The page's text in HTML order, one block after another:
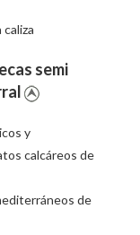
semi
y
calcáreos de
de